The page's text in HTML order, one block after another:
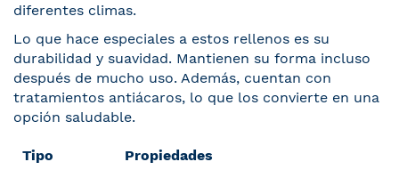
diferentes climas.
Lo que hace especiales a estos rellenos es su
durabilidad y suavidad. Mantienen su forma incluso
después de mucho uso. Además, cuentan con
tratamientos antiácaros, lo que los convierte en una
opción saludable.
Tipo Propiedades